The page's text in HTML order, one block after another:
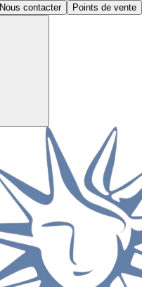
Nous contacter Points de vente